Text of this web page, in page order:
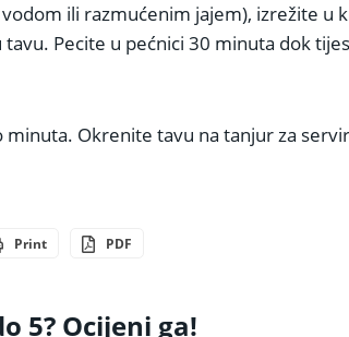
ili razmućenim jajem), izrežite u
Pecite u pećnici 30 minuta dok
Okrenite tavu na tanjur za
Print PDF
5? Ocijeni ga!